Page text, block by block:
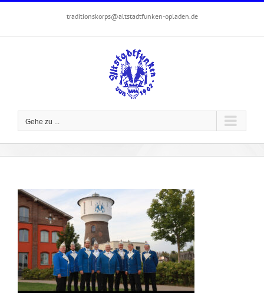
springen
traditionskorps@altstadtfunken-opladen.de
Gehe zu ...